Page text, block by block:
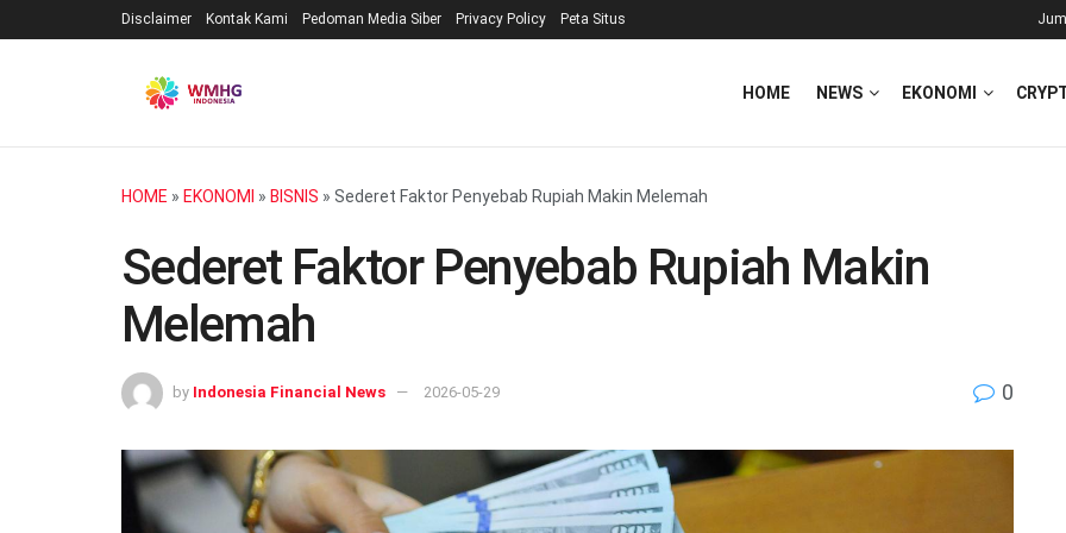
Disclaimer Kontak Kami Pedoman Media Siber Privacy Policy Peta Situs
HOME NEWS EKONOMI
HOME » EKONOMI » BISNIS » Sederet Faktor Penyebab Rupiah Makin Melemah
Sederet Faktor Penyebab Rupiah Makin
Melemah
by Indonesia Financial News 2026-05-29 0